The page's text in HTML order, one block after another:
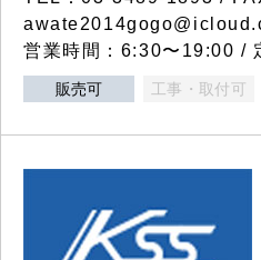
営業時間：6:30〜19:00 /
販売可 工事・取付可